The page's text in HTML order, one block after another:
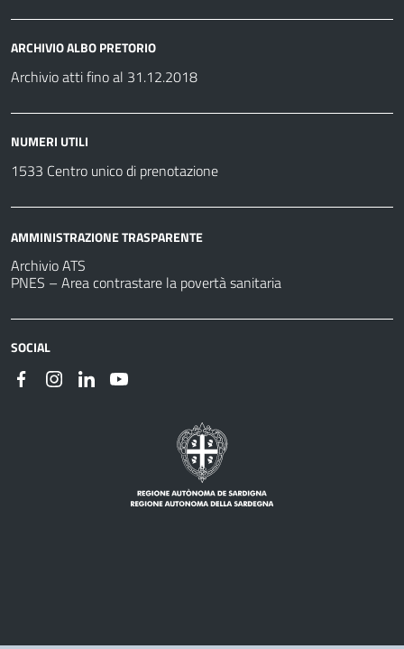
ARCHIVIO ALBO PRETORIO
Archivio atti fino al 31.12.2018
NUMERI UTILI
1533 Centro unico di prenotazione
AMMINISTRAZIONE TRASPARENTE
Archivio ATS
PNES – Area contrastare la povertà sanitaria
SOCIAL